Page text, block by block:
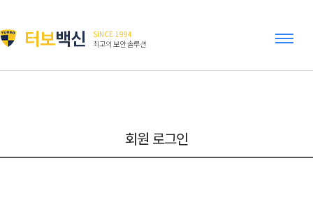
터보백신
SINCE 1994
최고의 보안 솔루션
회원 로그인